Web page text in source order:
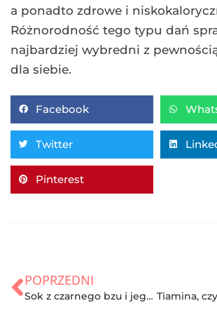
a ponadto zdrowe i
Różnorodność tego typu dań
najbardziej wybredni z
dla siebie.
Facebook
Twitter
Pinterest
POPRZEDNI
Sok z czarnego bzu i jego magiczna moc!